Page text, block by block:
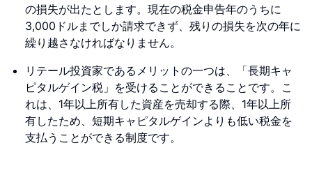
の損失が出たとします。現在の税金申告年のうちに
3,000ドルまでしか請求できず、残りの損失を次の年に
繰り越さなければなりません。
リテール投資家であるメリットの一つは、「長期キャ
ピタルゲイン税」を受けることができることです。こ
れは、1年以上所有した資産を売却する際、1年以上所
有したため、短期キャピタルゲインよりも低い税金を
支払うことができる制度です。